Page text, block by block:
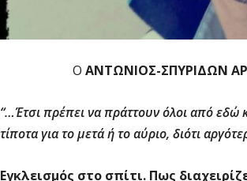
ΟΑΝΤΩΝΙΟΣ-ΣΠΥΡΙΔΩΝ
“…Έτσι πρέπει να πράττουν όλοι από εδώ
τίποτα για το μετά ή το αύριο, διότι
Εγκλεισμός στο σπίτι. Πως